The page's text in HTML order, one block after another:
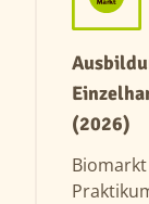
(2026)